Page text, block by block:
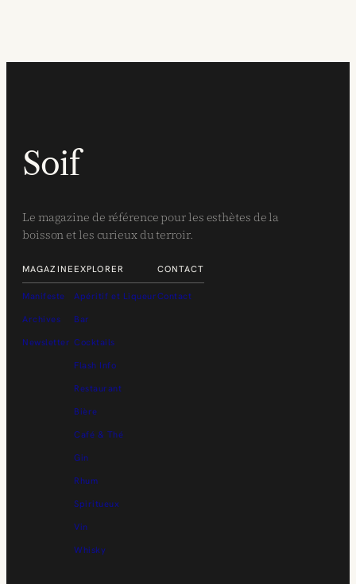
Soif
Le magazine de référence pour les esthètes de la
boisson et les curieux du terroir.
MAGAZINE
Manifeste
Archives
Newsletter
EXPLORER
Apéritif et Liqueur
Bar
Cocktails
Flash Info
Restaurant
Bière
Café & Thé
Gin
Rhum
Spiritueux
Vin
Whisky
CONTACT
Contact